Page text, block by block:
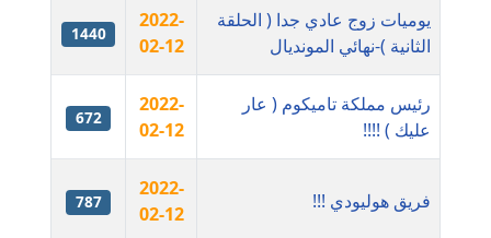
عاملة
عاملة
يوميات زوج عادي جدا ( الحلقة
الثانية )-نهائي المونديال
2022-
02-12
1440
رئيس مملكة تاميكوم ( عار
عليك ) !!!!
2022-
02-12
672
فريق هوليودي !!!
2022-
02-12
787